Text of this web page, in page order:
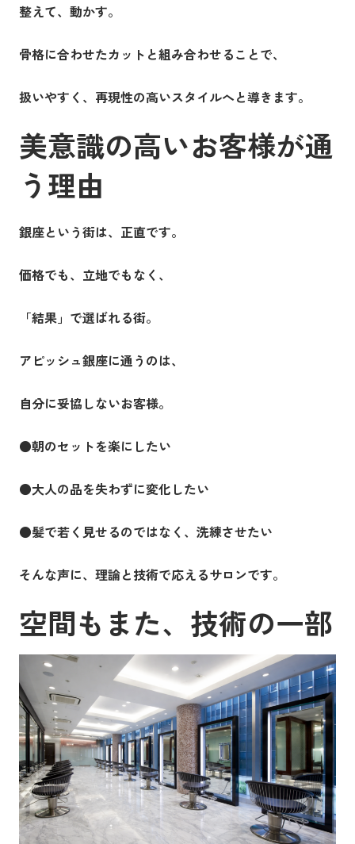
整えて、動かす。
骨格に合わせたカットと組み合わせることで、
扱いやすく、再現性の高いスタイルへと導きます。
美意識の高いお客様が通
う理由
銀座という街は、正直です。
価格でも、立地でもなく、
「結果」で選ばれる街。
アピッシュ銀座に通うのは、
自分に妥協しないお客様。
●朝のセットを楽にしたい
●大人の品を失わずに変化したい
●髪で若く見せるのではなく、洗練させたい
そんな声に、理論と技術で応えるサロンです。
空間もまた、技術の一部